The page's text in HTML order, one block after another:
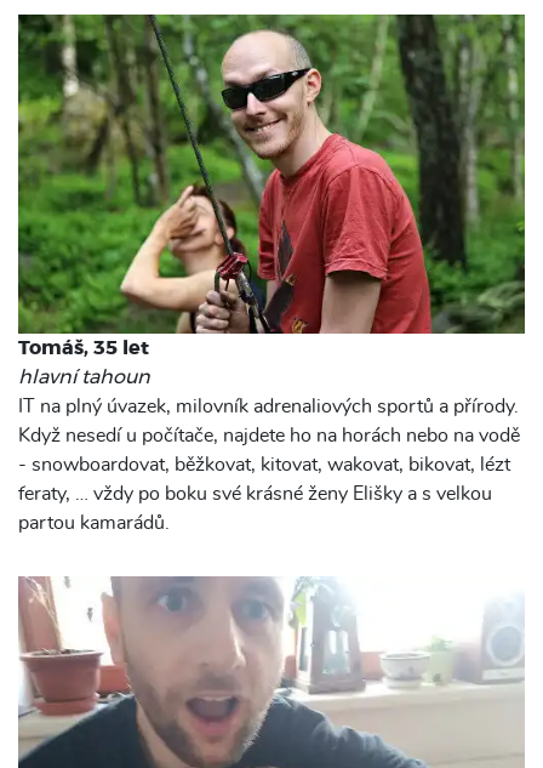
Tomáš, 35 let
hlavní tahoun
IT na plný úvazek, milovník adrenaliových sportů a přírody.
Když nesedí u počítače, najdete ho na horách nebo na vodě
- snowboardovat, běžkovat, kitovat, wakovat, bikovat, lézt
feraty, … vždy po boku své krásné ženy Elišky a s velkou
partou kamarádů.